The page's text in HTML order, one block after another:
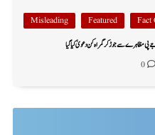
Fact
Featured
Misleading
پی مظاہرے سے جوڑ کر گمراہ کن دعویٰ کیا گیا
0